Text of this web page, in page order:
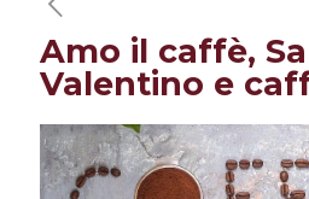
Amo il caffè,
Valentino e